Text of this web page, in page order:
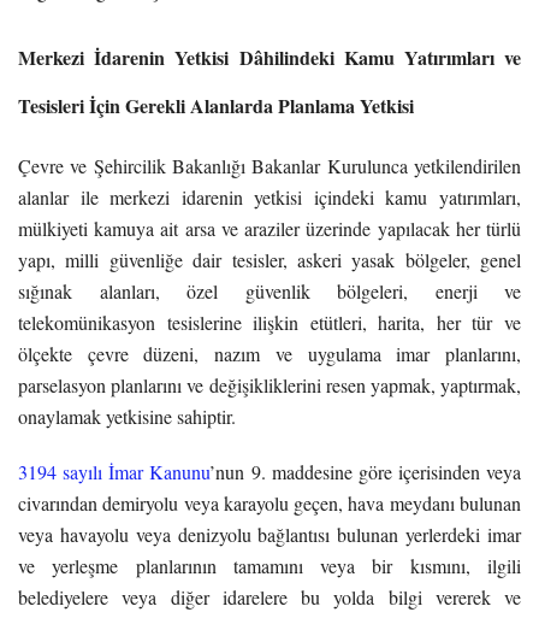
Merkezi İdarenin Yetkisi Dâhilindeki Kamu Yatırımları ve
Tesisleri İçin Gerekli Alanlarda Planlama Yetkisi
Çevre ve Şehircilik Bakanlığı Bakanlar Kurulunca yetkilendirilen
alanlar ile merkezi idarenin yetkisi içindeki kamu yatırımları,
mülkiyeti kamuya ait arsa ve araziler üzerinde yapılacak her türlü
yapı, milli güvenliğe dair tesisler, askeri yasak bölgeler, genel
sığınak alanları, özel güvenlik bölgeleri, enerji ve
telekomünikasyon tesislerine ilişkin etütleri, harita, her tür ve
ölçekte çevre düzeni, nazım ve uygulama imar planlarını,
parselasyon planlarını ve değişikliklerini resen yapmak, yaptırmak,
onaylamak yetkisine sahiptir.
3194 sayılı İmar Kanunu’nun 9. maddesine göre içerisinden veya
civarından demiryolu veya karayolu geçen, hava meydanı bulunan
veya havayolu veya denizyolu bağlantısı bulunan yerlerdeki imar
ve yerleşme planlarının tamamını veya bir kısmını, ilgili
belediyelere veya diğer idarelere bu yolda bilgi vererek ve